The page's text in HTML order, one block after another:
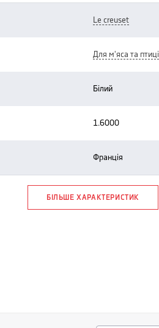
le creuset
для м'яса та птиці
білий
1.6000
франція
БІЛЬШЕ ХАРАКТЕРИСТИК